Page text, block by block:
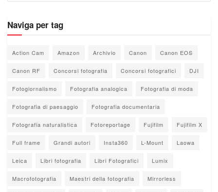
Naviga per tag
Action Cam Amazon Archivio Canon Canon EOS
Canon RF Concorsi fotografia Concorsi fotografici DJI
Fotogiornalismo Fotografia analogica Fotografia di moda
Fotografia di paesaggio Fotografia documentaria
Fotografia naturalistica Fotoreportage Fujifilm Fujifilm X
Full frame Grandi autori Insta360 L-Mount Laowa
Leica Libri fotografia Libri Fotografici Lumix
Macrofotografia Maestri della fotografia Mirrorless